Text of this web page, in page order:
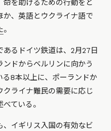
を助けるための行動をと
、英語とウクライナ語で
。
るドイツ鉄道は、2月27日
ドからベルリンに向かう
8本以上に、ポーランドか
クライナ難民の需要に応じ
ている。
イギリス入国の有効なビ